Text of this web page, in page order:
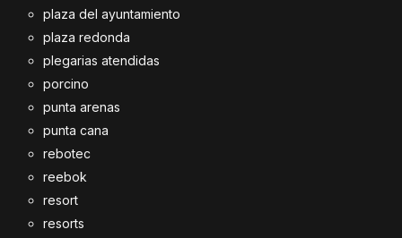
plaza del ayuntamiento
plaza redonda
plegarias atendidas
porcino
punta arenas
punta cana
rebotec
reebok
resort
resorts